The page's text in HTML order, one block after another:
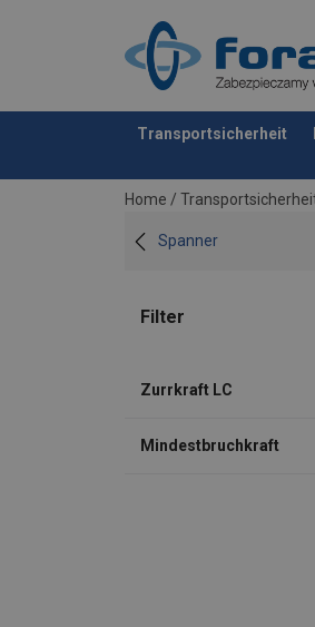
Transportsicherheit
Anfragen
Home /
Spanner
Filter
Zurrkraft LC
Mindestbruchkraft